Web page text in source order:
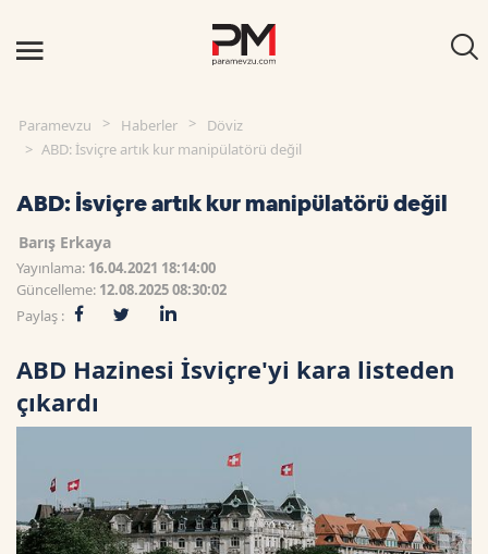
Paramevzu Haberler
Döviz
ABD: İsviçre artık kur manipülatörü değil
ABD: İsviçre artık kur manipülatörü değil
Barış Erkaya
Yayınlama: 16.04.2021 18:14:00
Güncelleme: 12.08.2025 08:30:02
Paylaş :
ABD Hazinesi İsviçre'yi kara listeden
çıkardı